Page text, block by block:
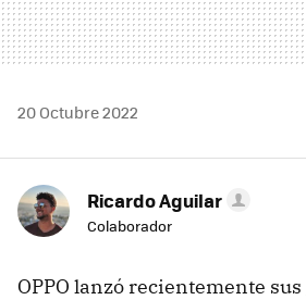
20 Octubre 2022
Ricardo Aguilar
Colaborador
OPPO lanzó recientemente sus